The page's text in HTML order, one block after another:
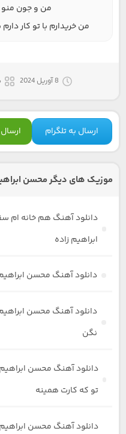
من و جون منو
من خریدارم با تو کار
8 آوریل 2024
ارسال به تلگرام
موزیک های دیگر محسن
دانلود آهنگ هم خانه ام
ابراهیم زاده
دانلود آهنگ محسن
دانلود آهنگ محسن
نگن
دانلود آهنگ محسن
تو که کارت همینه
دانلود آهنگ محسن